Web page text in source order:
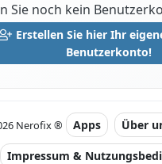
Sie noch kein
Erstellen Sie hier Ihr
Benutzerkonto!
Nerofix ® Apps Über
Impressum &